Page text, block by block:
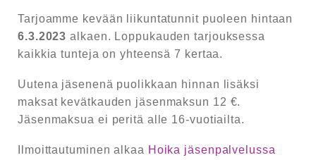
Tarjoamme kevään liikuntatunnit puoleen hintaan
6.3.2023 alkaen. Loppukauden tarjouksessa
kaikkia tunteja on yhteensä 7 kertaa.
Uutena jäsenenä puolikkaan hinnan lisäksi
maksat kevätkauden jäsenmaksun 12 €.
Jäsenmaksua ei peritä alle 16-vuotiailta.
Ilmoittautuminen alkaa Hoika jäsenpalvelussa